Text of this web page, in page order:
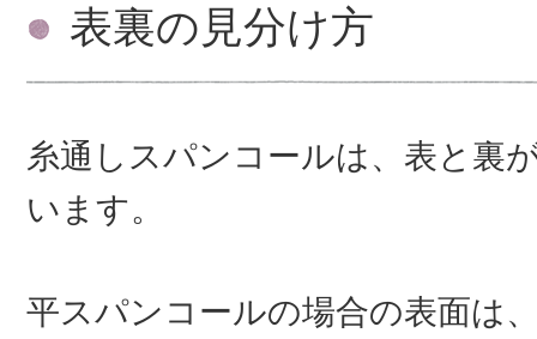
表裏の見分け方
糸通しスパンコールは、表と裏
います。
平スパンコールの場合の表面は